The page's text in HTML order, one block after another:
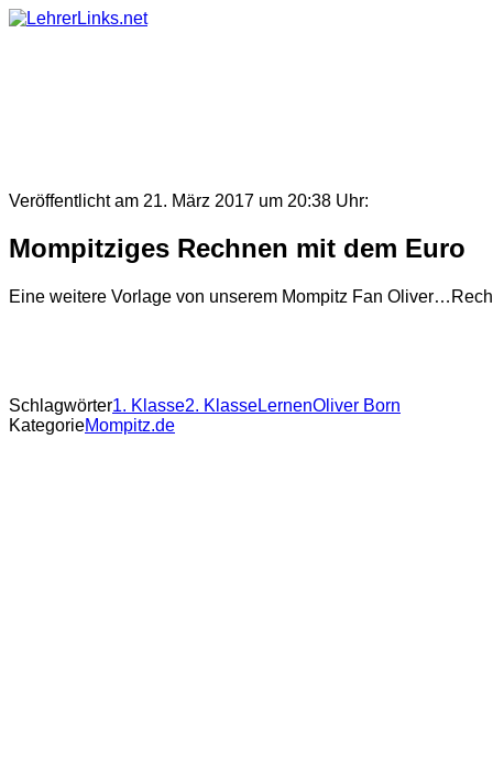
Skip
Veröffentlicht am 21. März 2017 um 20:38 Uhr:
Mompitziges Rechnen mit dem Euro
Eine weitere Vorlage von unserem Mompitz Fan
Schlagwörter1. Klasse2. KlasseLernenOliver Born
KategorieMompitz.de